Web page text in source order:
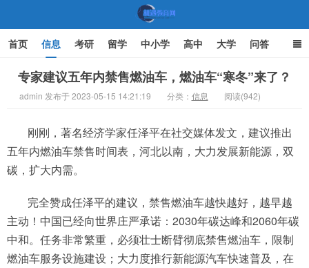
首页 信息 考研 留学 中小学 高中 大学 问答
文化 家庭教育
专家建议五年内禁售燃油车，燃油车“寒冬”来了？
admin 发布于 2023-05-15 14:21:19 分类： 信息 阅读(942)
刚刚，著名经济学家任泽平在社交媒体发文，建议推出
五年内燃油车禁售时间表，河北以南，大力发展新能源，双
碳，扩大内需。
完全赞成任泽平的建议，禁售燃油车越快越好，越早越
主动！中国已经向世界庄严承诺：2030年碳达峰和2060年碳
中和。任务非常繁重，必须壮士断臂彻底禁售燃油车，限制
燃油车服务设施建设；大力度推行新能源汽车快速普及，在